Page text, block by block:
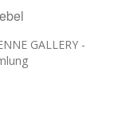
GALLERY -